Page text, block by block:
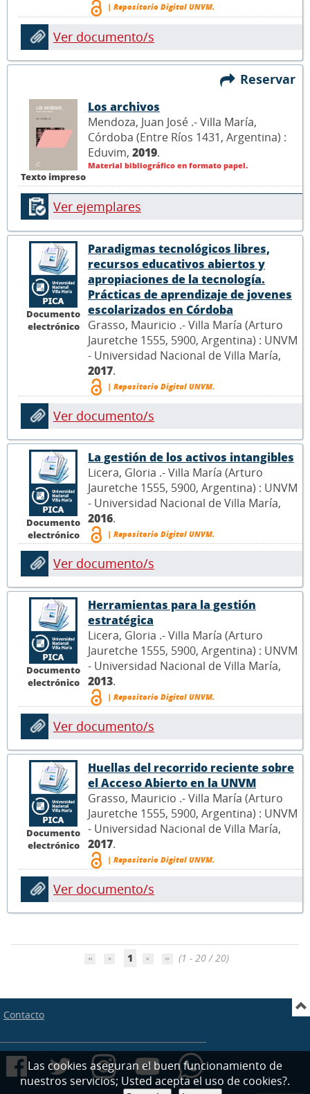
| Repositorio Digital UNVM.
Ver documento/s
Reservar
Texto impreso
Los archivos
Mendoza, Juan José .- Villa María,
Córdoba (Entre Ríos 1431, Argentina) :
Eduvim, 2019.
Material bibliográfico en formato papel.
Ver ejemplares
Documento
electrónico
Paradigmas tecnológicos libres,
recursos educativos abiertos y
apropiaciones de la tecnología.
Prácticas de aprendizaje de jovenes
escolarizados en Córdoba
Grasso, Mauricio .- Villa María (Arturo
Jauretche 1555, 5900, Argentina) : UNVM
- Universidad Nacional de Villa María,
2017.
| Repositorio Digital UNVM.
Ver documento/s
Documento
electrónico
La gestión de los activos intangibles
Licera, Gloria .- Villa María (Arturo
Jauretche 1555, 5900, Argentina) : UNVM
- Universidad Nacional de Villa María,
2016.
| Repositorio Digital UNVM.
Ver documento/s
Documento
electrónico
Herramientas para la gestión
estratégica
Licera, Gloria .- Villa María (Arturo
Jauretche 1555, 5900, Argentina) : UNVM
- Universidad Nacional de Villa María,
2013.
| Repositorio Digital UNVM.
Ver documento/s
Documento
electrónico
Huellas del recorrido reciente sobre
el Acceso Abierto en la UNVM
Grasso, Mauricio .- Villa María (Arturo
Jauretche 1555, 5900, Argentina) : UNVM
- Universidad Nacional de Villa María,
2017.
| Repositorio Digital UNVM.
Ver documento/s
1 (1 - 20 / 20)
Contacto
Las cookies aseguran el buen funcionamiento de
nuestros servicios; Usted acepta el uso de cookies?.